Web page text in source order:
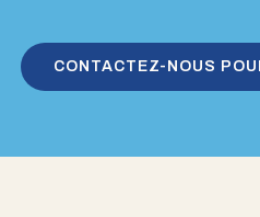
CONTACTEZ-NOUS